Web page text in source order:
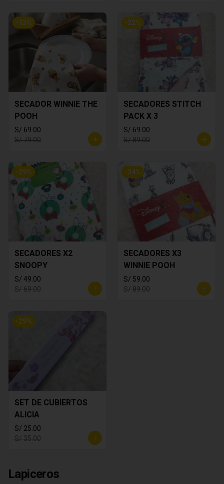
-13%
SECADOR WINNIE THE
POOH
S/ 69.00
S/ 79.00
-22%
SECADORES STITCH
PACK X 3
S/ 69.00
S/ 89.00
-29%
SECADORES X2
SNOOPY
S/ 49.00
S/ 69.00
-34%
SECADORES X3
WINNIE POOH
S/ 59.00
S/ 89.00
-29%
SET DE CUBIERTOS
ALICIA
S/ 25.00
S/ 35.00
Lapiceros